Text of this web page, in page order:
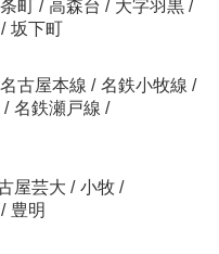
条町 / 高森台 / 大字羽黒 /
/ 坂下町
古屋本線 / 名鉄小牧線 /
/ 名鉄瀬戸線 /
屋芸大 / 小牧 /
/ 豊明